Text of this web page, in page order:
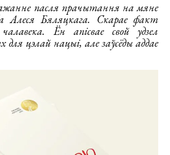
пасля прачытання на мяне
Алеся Бяляцкага. Скарае факт
Ён апісвае свой удзел
для цэлай нацыі, але заўсёды аддае